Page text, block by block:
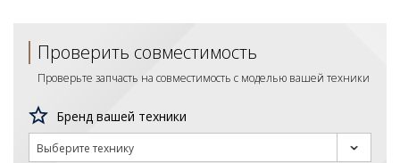
Проверить совместимость
Проверьте запчасть на совместимость с моделью вашей техники
Бренд вашей техники
Выберите технику